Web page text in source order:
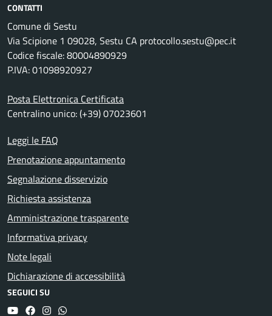
CONTATTI
Comune di Sestu
Via Scipione 1 09028, Sestu CA protocollo.sestu@pec.it
Codice fiscale: 80004890929
P.IVA: 01098920927
Posta Elettronica Certificata
Centralino unico: (+39) 07023601
Leggi le FAQ
Prenotazione appuntamento
Segnalazione disservizio
Richiesta assistenza
Amministrazione trasparente
Informativa privacy
Note legali
Dichiarazione di accessibilità
SEGUICI SU
YouTubeFacebookInstagram
Whatsapp